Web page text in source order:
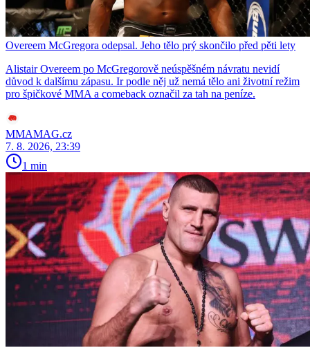
Overeem McGregora odepsal. Jeho tělo prý skončilo před pěti lety
Alistair Overeem po McGregorově neúspěšném návratu nevidí
důvod k dalšímu zápasu. Ir podle něj už nemá tělo ani životní režim
pro špičkové MMA a comeback označil za tah na peníze.
MMAMAG.cz
7. 8. 2026, 23:39
1 min